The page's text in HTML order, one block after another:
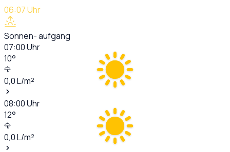
06:07Uhr
Sonnen- aufgang
07:00Uhr
10°
0,0L/m²
08:00Uhr
12°
0,0L/m²